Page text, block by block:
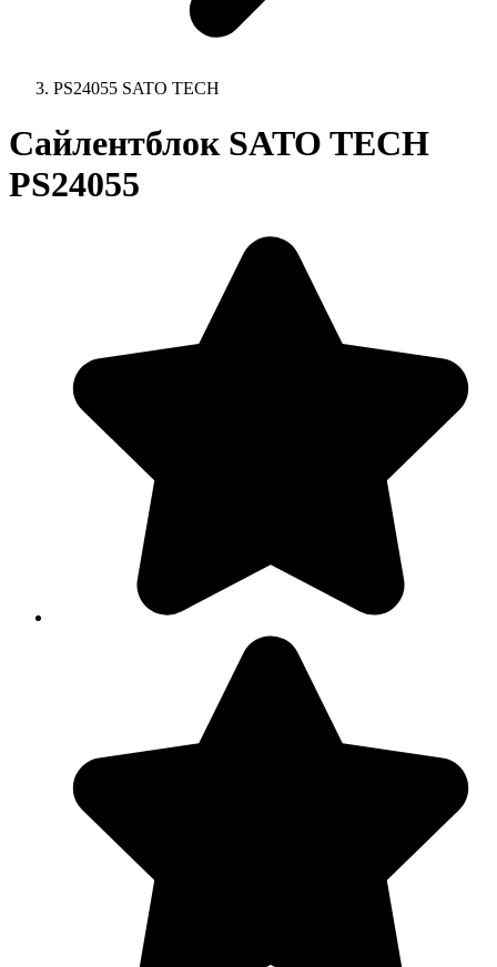
PS24055 SATO TECH
Сайлентблок SATO TECH
PS24055